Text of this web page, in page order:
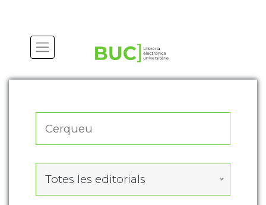
Totes les editorials